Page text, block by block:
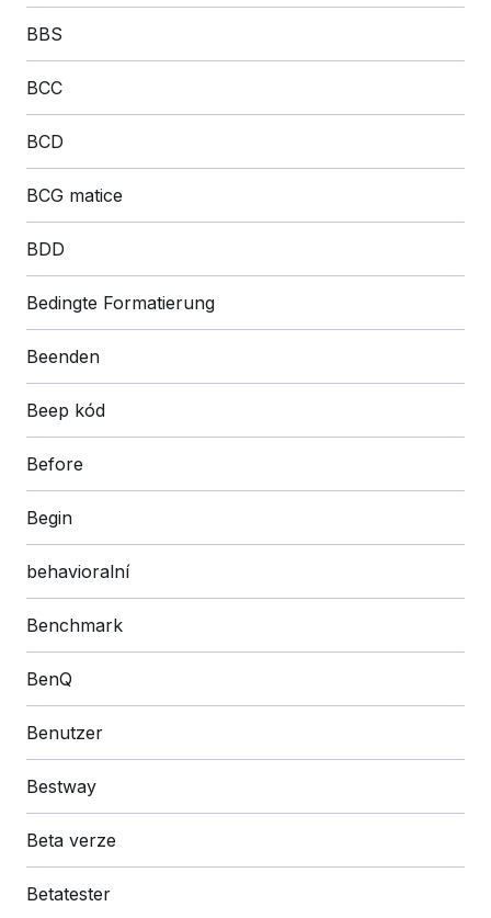
BBS
BCC
BCD
BCG matice
BDD
Bedingte Formatierung
Beenden
Beep kód
Before
Begin
behavioralní
Benchmark
BenQ
Benutzer
Bestway
Beta verze
Betatester